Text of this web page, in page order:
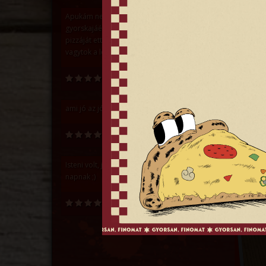
Apukám nem igazán van oda a
gyorskajáért, de ma nállatok élete legjobb
pizzáját ette és ezt zsebre tehetitek! Ti
vagytok a legjobbak.
ami jó az jó :D
Szilvia Mocsári
Isteni volt, jól elteltünk, remek befejezése a
Zakor Gyula